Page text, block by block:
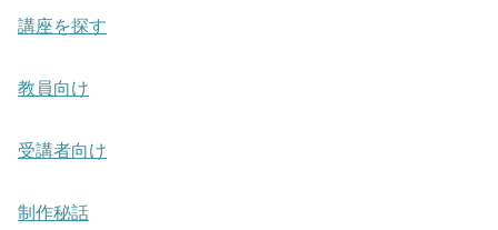
講座を探す
教員向け
受講者向け
制作秘話